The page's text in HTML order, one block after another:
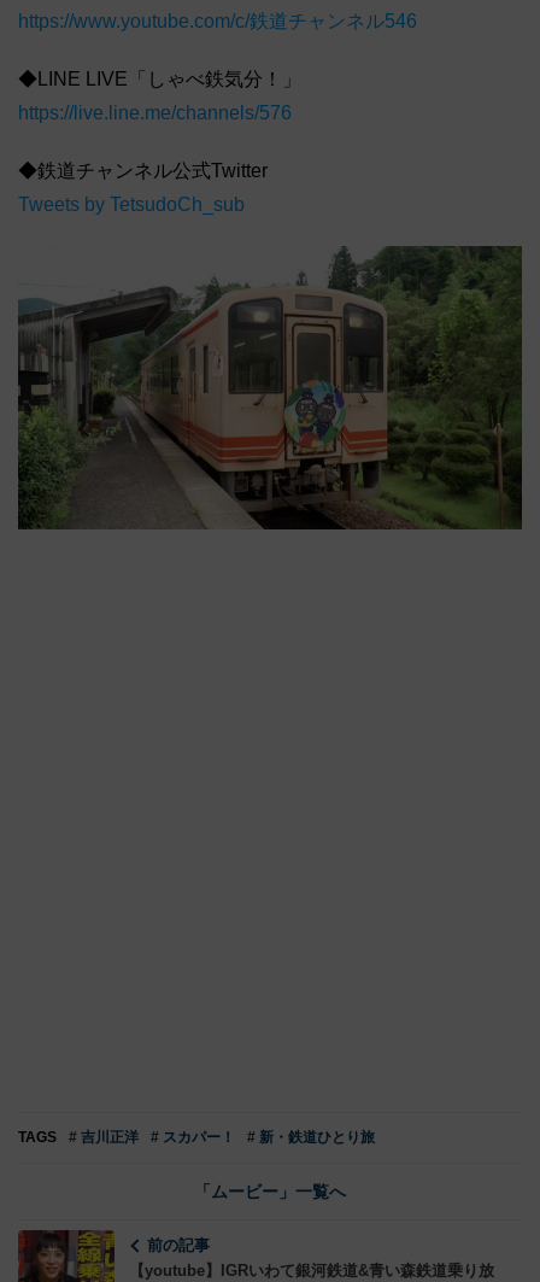
https://www.youtube.com/c/鉄道チャンネル546
◆LINE LIVE「しゃべ鉄気分！」
https://live.line.me/channels/576
◆鉄道チャンネル公式Twitter
Tweets by TetsudoCh_sub
TAGS # 吉川正洋 # スカパー！ # 新・鉄道ひとり旅
「ムービー」一覧へ
前の記事
【youtube】IGRいわて銀河鉄道&青い森鉄道乗り放